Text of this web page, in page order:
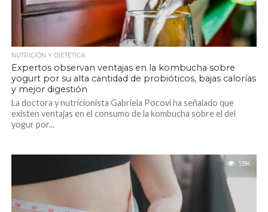
NUTRICIÓN Y DIETÉTICA
Expertos observan ventajas en la kombucha sobre
yogurt por su alta cantidad de probióticos, bajas calorías
y mejor digestión
La doctora y nutricionista Gabriela Pocoví ha señalado que
existen ventajas en el consumo de la kombucha sobre el del
yogur por...
1.8K